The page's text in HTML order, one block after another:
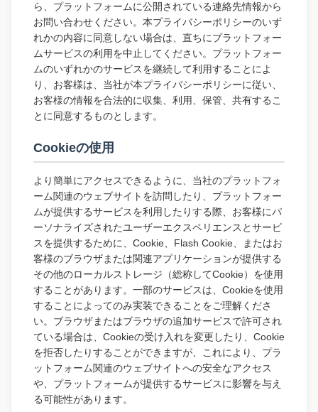
ら、プラットフォームに公開されている連絡先情報から
お問い合わせください。本プライバシーポリシーのいず
れかの内容に同意しない場合は、直ちにプラットフォー
ムサービスの利用を中止してください。プラットフォー
ムのいずれかのサービスを継続して利用することによ
り、お客様は、当社が本プライバシーポリシーに従い、
お客様の情報を合法的に収集、利用、保管、共有するこ
とに同意するものとします。
Cookieの使用
より簡単にアクセスできるように、当社のプラットフォ
ーム関連のウェブサイトを訪問したり、プラットフォー
ムが提供するサービスを利用したりする際、お客様にパ
ーソナライズされたユーザーエクスペリエンスとサービ
スを提供するために、Cookie、Flash Cookie、またはお
客様のブラウザまたは関連アプリケーションが提供する
その他のローカルストレージ（総称してCookie）を使用
することがあります。一部のサービスは、Cookieを使用
することによってのみ実装できることをご理解くださ
い。ブラウザまたはブラウザの追加サービスで許可され
ている場合は、Cookieの受け入れを変更したり、Cookie
を拒否したりすることができますが、これにより、プラ
ットフォーム関連のウェブサイトへの安全なアクセス
や、プラットフォームが提供するサービスに影響を与え
る可能性があります。